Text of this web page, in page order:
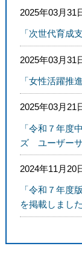
2025年03月31
「次世代育成
2025年03月31
「女性活躍推
2025年03月21
「令和７年度
ズ ユーザーサ
2024年11月20
「令和７年度
を掲載しました